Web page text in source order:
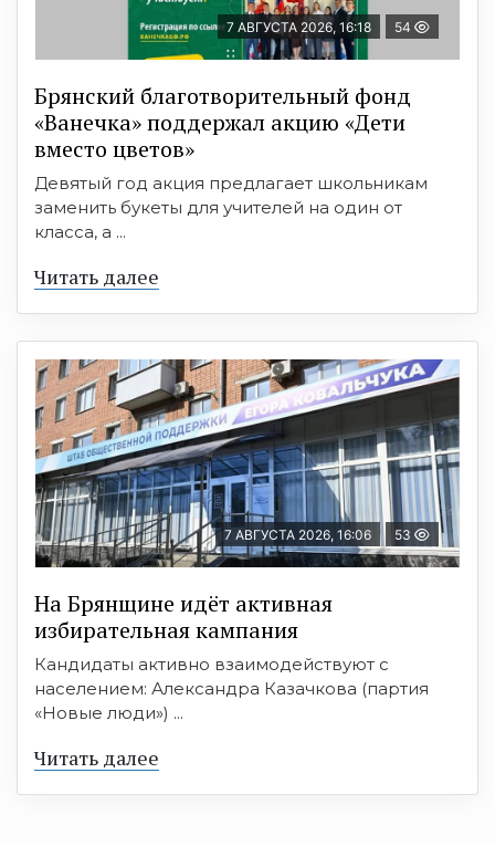
7 АВГУСТА 2026, 16:18 54
Брянский благотворительный фонд
«Ванечка» поддержал акцию «Дети
вместо цветов»
Девятый год акция предлагает школьникам
заменить букеты для учителей на один от
класса, а ...
Читать далее
7 АВГУСТА 2026, 16:06 53
На Брянщине идёт активная
избирательная кампания
Кандидаты активно взаимодействуют с
населением: Александра Казачкова (партия
«Новые люди») ...
Читать далее